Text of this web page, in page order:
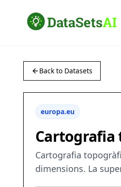
Back to Datasets
europa.eu
Cartografia
Cartografia
dimensions. La